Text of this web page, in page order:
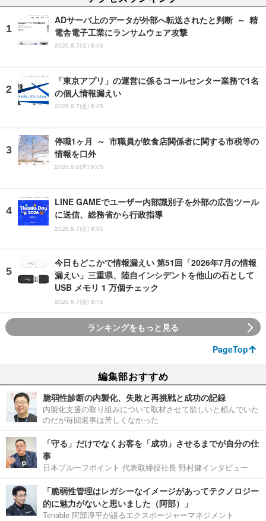
ADサーバ上のデータが外部へ転送されたと判断 ～ 精
電舎電子工業にランサムウェア攻撃
2026.8.7(金) 8:05
「東京アプリ」の運営に係るコールセンター業務で1名
の個人情報漏えい
2026.8.7(金) 8:05
停職1ヶ月 ～ 市職員が飲食店関係者に関する市税等の
情報を口外
2026.8.6(木) 8:05
LINE GAMEでユーザー内部識別子を外部の広告ツール
に送信、総務省から行政指導
2026.8.7(金) 8:05
今日もどこかで情報漏えい 第51回「2026年7月の情報
漏えい」三重県、陸自インシデントを他山の石として
USB メモリ 1 万個チェック
2026.8.7(金) 8:15
ランキングをもっと見る
PageTop
編集部おすすめ
脆弱性診断の内製化、失敗と再挑戦と成功の記録
内製化支援の取り組みについて取材させて欲しいと頼んでいた
のだが毎回返事は芳しくなかった
「守る」だけでなくお客を「成功」させるまでが自分の仕
事
日本プルーフポイント 代表取締役社長 野村健インタビュー
「脆弱性管理はレガシーなイメージがあってテクノロジー
的に魅力がないと思いました（阿部）」
Tenable 阿部淳平が語るエクスポージャーマネジメント